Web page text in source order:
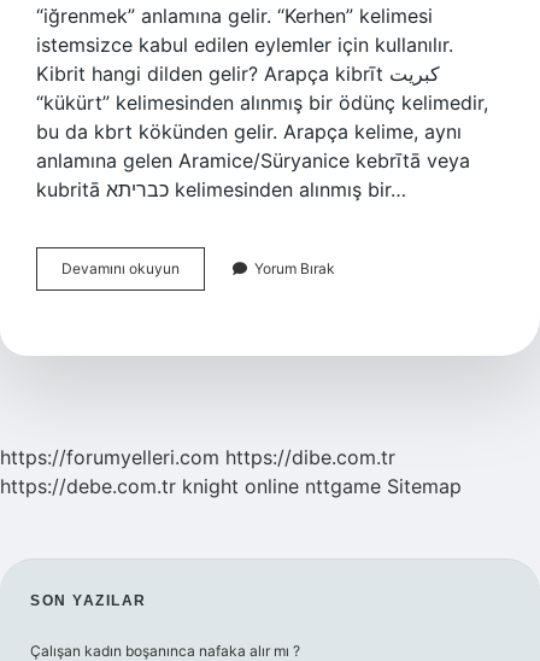
“iğrenmek” anlamına gelir. “Kerhen” kelimesi
istemsizce kabul edilen eylemler için kullanılır.
Kibrit hangi dilden gelir? Arapça kibrīt كبريت
“kükürt” kelimesinden alınmış bir ödünç kelimedir,
bu da kbrt kökünden gelir. Arapça kelime, aynı
anlamına gelen Aramice/Süryanice kebrītā veya
kubritā כבריתא kelimesinden alınmış bir…
Devamını okuyun
Hangi
Yorum Bırak
https://forumyelleri.com https://dibe.com.tr
https://debe.com.tr knight online nttgame Sitemap
SIDEBAR
SON YAZILAR
Çalışan kadın boşanınca nafaka alır mı ?